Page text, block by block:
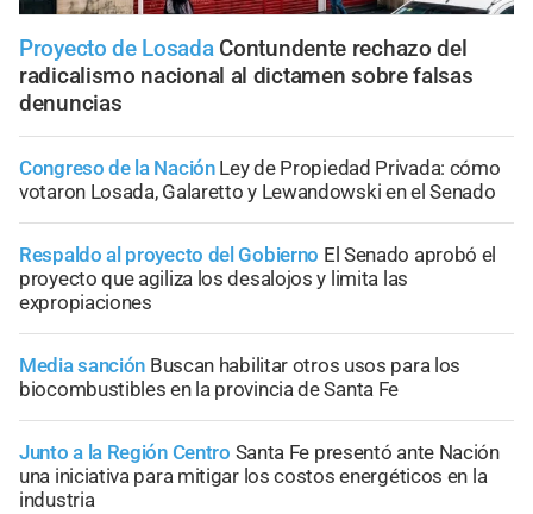
Proyecto de Losada Contundente rechazo del
radicalismo nacional al dictamen sobre falsas
denuncias
Congreso de la Nación Ley de Propiedad Privada: cómo
votaron Losada, Galaretto y Lewandowski en el Senado
Respaldo al proyecto del Gobierno El Senado aprobó el
proyecto que agiliza los desalojos y limita las
expropiaciones
Media sanción Buscan habilitar otros usos para los
biocombustibles en la provincia de Santa Fe
Junto a la Región Centro Santa Fe presentó ante Nación
una iniciativa para mitigar los costos energéticos en la
industria